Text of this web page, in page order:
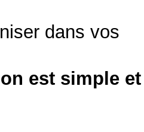
dans vos
est simple et